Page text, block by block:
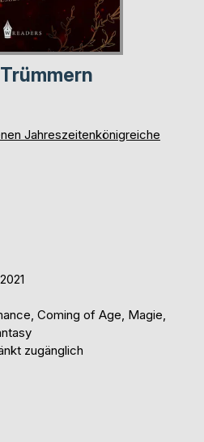
Jahreszeitenkönigreiche
Coming of Age, Magie,
zugänglich